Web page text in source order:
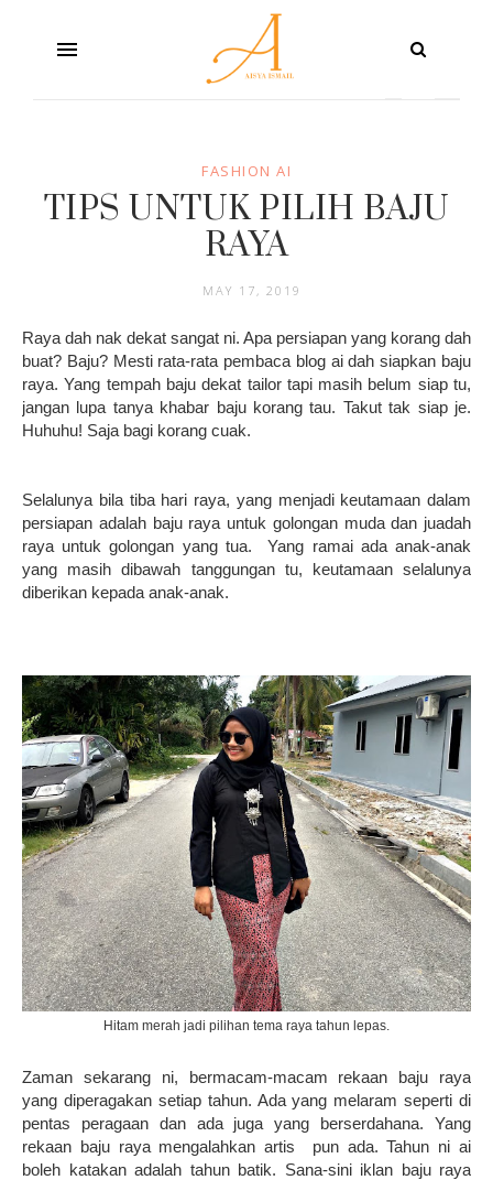
FASHION AI
TIPS UNTUK PILIH BAJU
RAYA
MAY 17, 2019
Raya dah nak dekat sangat ni. Apa persiapan yang korang dah
buat? Baju? Mesti rata-rata pembaca blog ai dah siapkan baju
raya. Yang tempah baju dekat tailor tapi masih belum siap tu,
jangan lupa tanya khabar baju korang tau. Takut tak siap je.
Huhuhu! Saja bagi korang cuak.
Selalunya bila tiba hari raya, yang menjadi keutamaan dalam
persiapan adalah baju raya untuk golongan muda dan juadah
raya untuk golongan yang tua. Yang ramai ada anak-anak
yang masih dibawah tanggungan tu, keutamaan selalunya
diberikan kepada anak-anak.
Hitam merah jadi pilihan tema raya tahun lepas.
Zaman sekarang ni, bermacam-macam rekaan baju raya
yang diperagakan setiap tahun. Ada yang melaram seperti di
pentas peragaan dan ada juga yang berserdahana. Yang
rekaan baju raya mengalahkan artis pun ada. Tahun ni ai
boleh katakan adalah tahun batik. Sana-sini iklan baju raya